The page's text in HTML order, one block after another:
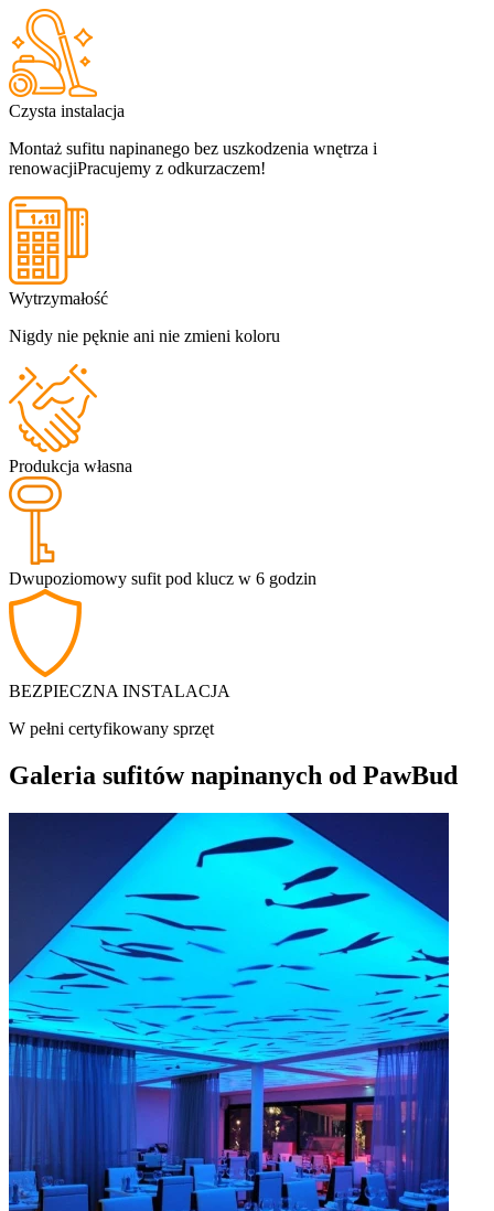
Czysta instalacja
Montaż sufitu napinanego bez uszkodzenia wnętrza i
renowacjiPracujemy z odkurzaczem!
Wytrzymałość
Nigdy nie pęknie ani nie zmieni koloru
Produkcja własna
Dwupoziomowy sufit pod klucz w 6 godzin
BEZPIECZNA INSTALACJA
W pełni certyfikowany sprzęt
Galeria sufitów napinanych od PawBud